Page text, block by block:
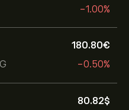
-1.00%
180.80‎€‎
-0.50%
80.82‎$‎